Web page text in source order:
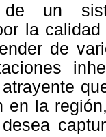
un
la
de
en la